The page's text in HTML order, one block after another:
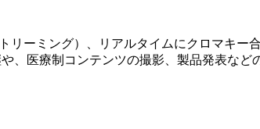
ーミング）、リアルタイムにクロマキー
医療制コンテンツの撮影、製品発表など